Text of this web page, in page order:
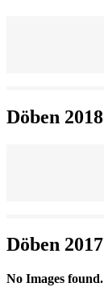
Döben 2018
Döben 2017
No Images found.